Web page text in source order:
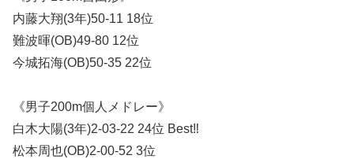
内藤大翔(3年)50-11 18位
難波暉(OB)49-80 12位
今城拓海(OB)50-35 22位
《男子200m個人メドレー》
白木大陽(3年)2-03-22 24位 Best‼︎
松本周也(OB)2-00-52 3位